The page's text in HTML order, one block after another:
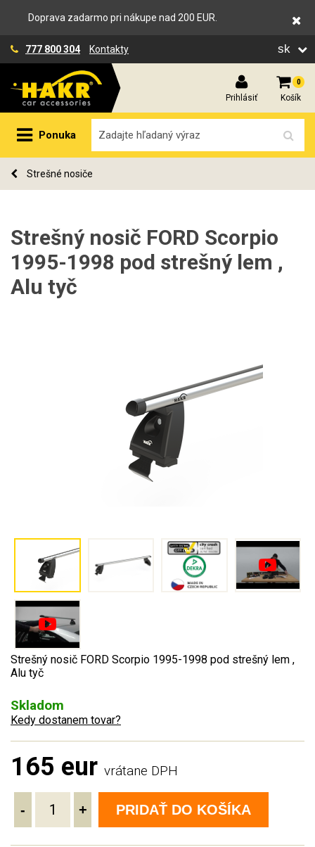
Doprava zadarmo pri nákupe nad 200 EUR.
777 800 304 Kontakty sk
Prihlásiť
0
Košík
Ponuka
Strešné nosiče
Strešný nosič FORD Scorpio
1995-1998 pod strešný lem ,
Alu tyč
Strešný nosič FORD Scorpio 1995-1998 pod strešný lem ,
Alu tyč
Skladom
Kedy dostanem tovar?
165 eur vrátane DPH
- + PRIDAŤ DO KOŠÍKA